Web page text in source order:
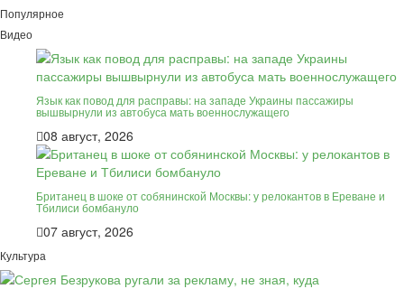
Популярное
Видео
Язык как повод для расправы: на западе Украины пассажиры
вышвырнули из автобуса мать военнослужащего
08 август, 2026
Британец в шоке от собянинской Москвы: у релокантов в Ереване и
Тбилиси бомбануло
07 август, 2026
Культура